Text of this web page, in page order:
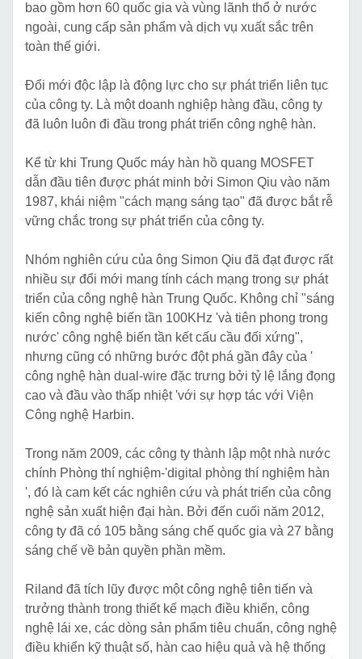
bao gồm hơn 60 quốc gia và vùng lãnh thổ ở nước
ngoài, cung cấp sản phẩm và dịch vụ xuất sắc trên
toàn thế giới.
Đổi mới độc lập là động lực cho sự phát triển liên tục
của công ty. Là một doanh nghiệp hàng đầu, công ty
đã luôn luôn đi đầu trong phát triển công nghệ hàn.
Kể từ khi Trung Quốc máy hàn hồ quang MOSFET
dẫn đầu tiên được phát minh bởi Simon Qiu vào năm
1987, khái niệm "cách mạng sáng tạo" đã được bắt rễ
vững chắc trong sự phát triển của công ty.
Nhóm nghiên cứu của ông Simon Qiu đã đạt được rất
nhiều sự đổi mới mang tính cách mạng trong sự phát
triển của công nghệ hàn Trung Quốc. Không chỉ "sáng
kiến ​​công nghệ biến tần 100KHz 'và tiên phong trong
nước' công nghệ biến tần kết cấu cầu đối xứng",
nhưng cũng có những bước đột phá gần đây của '
công nghệ hàn dual-wire đặc trưng bởi tỷ lệ lắng đọng
cao và đầu vào thấp nhiệt 'với sự hợp tác với Viện
Công nghệ Harbin.
Trong năm 2009, các công ty thành lập một nhà nước
chính Phòng thí nghiệm-'digital phòng thí nghiệm hàn
', đó là cam kết các nghiên cứu và phát triển của công
nghệ sản xuất hiện đại hàn. Bởi đến cuối năm 2012,
công ty đã có 105 bằng sáng chế quốc gia và 27 bằng
sáng chế về bản quyền phần mềm.
Riland đã tích lũy được một công nghệ tiên tiến và
trưởng thành trong thiết kế mạch điều khiển, công
nghệ lái xe, các dòng sản phẩm tiêu chuẩn, công nghệ
điều khiển kỹ thuật số, hàn cao hiệu quả và hệ thống